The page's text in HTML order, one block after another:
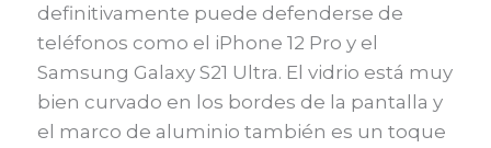
definitivamente puede defenderse de
teléfonos como el iPhone 12 Pro y el
Samsung Galaxy S21 Ultra. El vidrio está muy
bien curvado en los bordes de la pantalla y
el marco de aluminio también es un toque